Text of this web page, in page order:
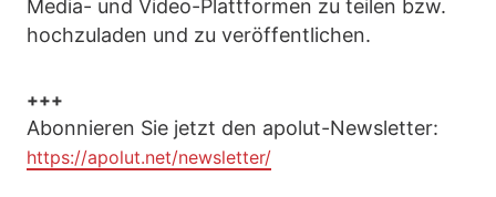
Media- und Video-Plattformen zu teilen bzw.
hochzuladen und zu veröffentlichen.
+++
Abonnieren Sie jetzt den apolut-Newsletter:
https://apolut.net/newsletter/